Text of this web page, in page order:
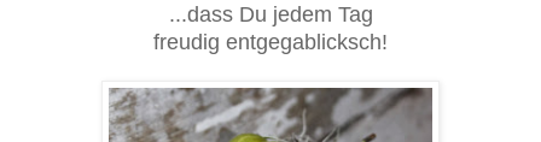
...dass Du jedem Tag
freudig entgegablicksch!